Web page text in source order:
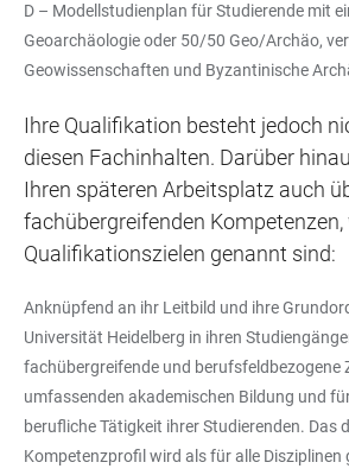
D – Modellstudienplan für Studierende mit
Geoarchäologie oder 50/50 Geo/Archäo,
Geowissenschaften und Byzantinische
Ihre Qualifikation besteht jedoch
diesen Fachinhalten. Darüber
Ihren späteren Arbeitsplatz auch
fachübergreifenden Kompetenzen,
Qualifikationszielen genannt sind:
Anknüpfend an ihr Leitbild und ihre
Universität Heidelberg in ihren
fachübergreifende und berufsfeldbezogene
umfassenden akademischen Bildung und
berufliche Tätigkeit ihrer Studierenden. Das
Kompetenzprofil wird als für alle Disziplinen